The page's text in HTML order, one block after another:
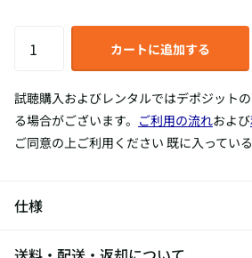
カートに追加する
試聴購入およびレンタルではデポジット
る場合がございます。 ご利用の流れおよび
ご同意の上ご利用ください 既に入ってい
仕様